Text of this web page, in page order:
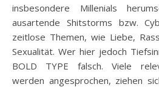
insbesondere Millenials
ausartende Shitstorms bzw.
zeitlose Themen, wie Liebe,
Sexualität. Wer hier jedoch
BOLD TYPE falsch. Viele
werden angesprochen, ziehen